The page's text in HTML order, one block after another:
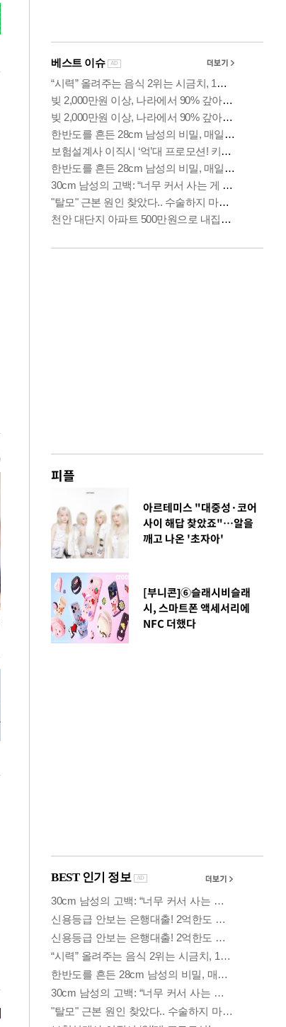
홈플러스, 67개 점포 가오픈… 13일 정식 개장
피플
아르테미스 "대중성·코어
사이 해답 찾았죠"…알을
깨고 나온 '초자아'
[부니콘]⑥슬래시비슬래
시, 스마트폰 액세서리에
NFC 더했다